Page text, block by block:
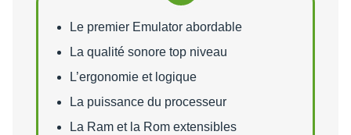
Points forts
Le premier Emulator abordable
La qualité sonore top niveau
L’ergonomie et logique
La puissance du processeur
La Ram et la Rom extensibles